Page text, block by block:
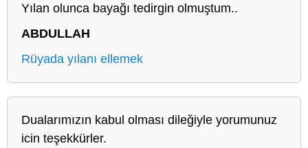
Yılan olunca bayağı tedirgin olmuştum..
ABDULLAH
Rüyada yılanı ellemek
Dualarımızın kabul olması dileğiyle yorumunuz
icin teşekkürler.